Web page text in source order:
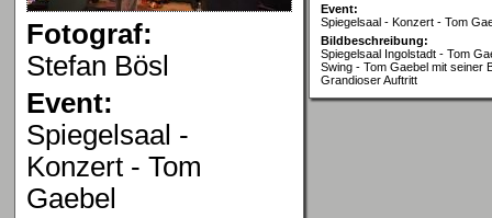
Fotograf:
Stefan Bösl
Event:
Spiegelsaal -
Konzert - Tom
Gaebel
Event:
Spiegelsaal - Konzert - Tom
Bildbeschreibung:
Spiegelsaal Ingolstadt - Tom
Swing - Tom Gaebel mit seiner
Grandioser Auftritt